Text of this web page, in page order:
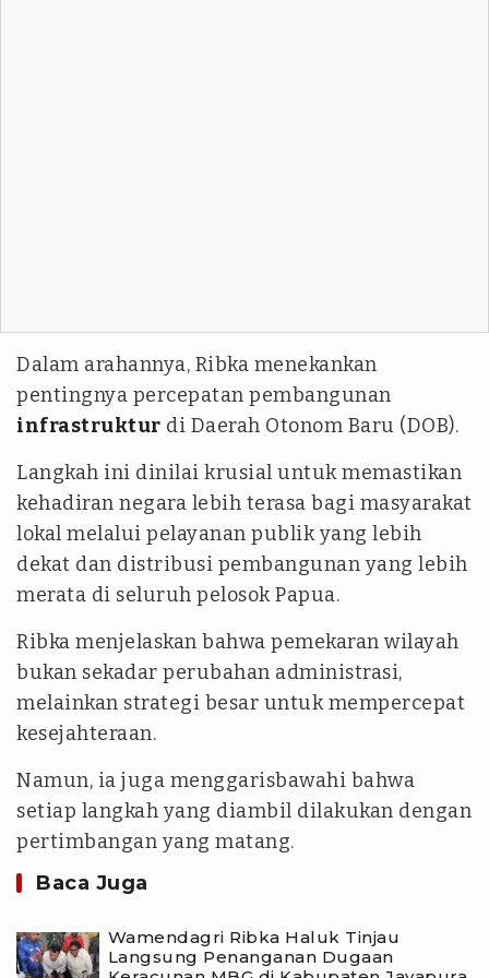
Dalam arahannya, Ribka menekankan
pentingnya percepatan pembangunan
infrastruktur di Daerah Otonom Baru (DOB).
Langkah ini dinilai krusial untuk memastikan
kehadiran negara lebih terasa bagi masyarakat
lokal melalui pelayanan publik yang lebih
dekat dan distribusi pembangunan yang lebih
merata di seluruh pelosok Papua.
Ribka menjelaskan bahwa pemekaran wilayah
bukan sekadar perubahan administrasi,
melainkan strategi besar untuk mempercepat
kesejahteraan.
Namun, ia juga menggarisbawahi bahwa
setiap langkah yang diambil dilakukan dengan
pertimbangan yang matang.
Baca Juga
Wamendagri Ribka Haluk Tinjau
Langsung Penanganan Dugaan